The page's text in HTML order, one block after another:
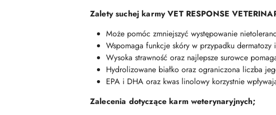
Zalety suchej karmy VET RESPONSE
Może pomóc zmniejszyć występowanie
Wspomaga funkcje skóry w przypadku dermatozy
Wysoka strawność oraz najlepsze surowce
Hydrolizowane białko oraz ograniczona liczba
EPA i DHA oraz kwas linolowy korzystnie
Zalecenia dotyczące karm weterynaryjnych;